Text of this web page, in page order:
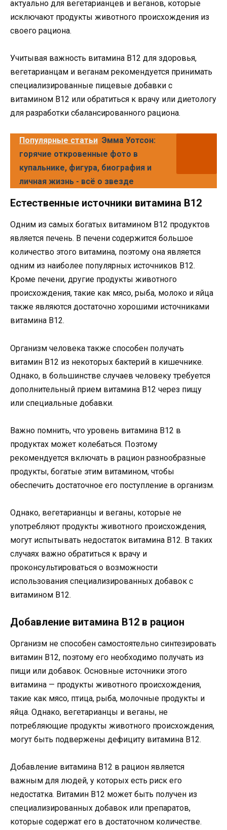
актуально для вегетарианцев и веганов, которые
исключают продукты животного происхождения из
своего рациона.
Учитывая важность витамина B12 для здоровья,
вегетарианцам и веганам рекомендуется принимать
специализированные пищевые добавки с
витамином B12 или обратиться к врачу или диетологу
для разработки сбалансированного рациона.
Популярные статьи Эмма Уотсон:
горячие откровенные фото в
купальнике, фигура, биография и
личная жизнь - всё о звезде
Естественные источники витамина B12
Одним из самых богатых витамином B12 продуктов
является печень. В печени содержится большое
количество этого витамина, поэтому она является
одним из наиболее популярных источников B12.
Кроме печени, другие продукты животного
происхождения, такие как мясо, рыба, молоко и яйца
также являются достаточно хорошими источниками
витамина B12.
Организм человека также способен получать
витамин B12 из некоторых бактерий в кишечнике.
Однако, в большинстве случаев человеку требуется
дополнительный прием витамина B12 через пищу
или специальные добавки.
Важно помнить, что уровень витамина B12 в
продуктах может колебаться. Поэтому
рекомендуется включать в рацион разнообразные
продукты, богатые этим витамином, чтобы
обеспечить достаточное его поступление в организм.
Однако, вегетарианцы и веганы, которые не
употребляют продукты животного происхождения,
могут испытывать недостаток витамина B12. В таких
случаях важно обратиться к врачу и
проконсультироваться о возможности
использования специализированных добавок с
витамином B12.
Добавление витамина B12 в рацион
Организм не способен самостоятельно синтезировать
витамин B12, поэтому его необходимо получать из
пищи или добавок. Основные источники этого
витамина — продукты животного происхождения,
такие как мясо, птица, рыба, молочные продукты и
яйца. Однако, вегетарианцы и веганы, не
потребляющие продукты животного происхождения,
могут быть подвержены дефициту витамина B12.
Добавление витамина B12 в рацион является
важным для людей, у которых есть риск его
недостатка. Витамин B12 может быть получен из
специализированных добавок или препаратов,
которые содержат его в достаточном количестве.